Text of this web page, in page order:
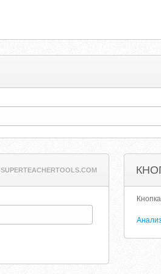
SUPERTEACHERTOOLS.COM